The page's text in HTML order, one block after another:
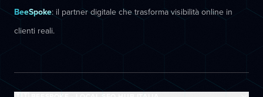
BeeSpoke: il partner digitale che trasforma visibilità online in
clienti reali.